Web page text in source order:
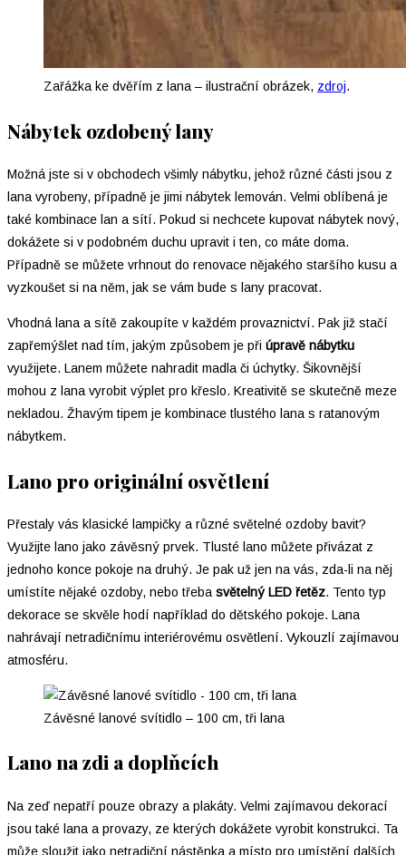
Zařážka ke dvěřím z lana – ilustrační obrázek, zdroj.
Nábytek ozdobený lany
Možná jste si v obchodech všimly nábytku, jehož různé části jsou z
lana vyrobeny, případně je jimi nábytek lemován. Velmi oblíbená je
také kombinace lan a sítí. Pokud si nechcete kupovat nábytek nový,
dokážete si v podobném duchu upravit i ten, co máte doma.
Případně se můžete vrhnout do renovace nějakého staršího kusu a
vyzkoušet si na něm, jak se vám bude s lany pracovat.
Vhodná lana a sítě zakoupíte v každém provaznictví. Pak již stačí
zapřemýšlet nad tím, jakým způsobem je při úpravě nábytku
využijete. Lanem můžete nahradit madla či úchytky. Šikovnější
mohou z lana vyrobit výplet pro křeslo. Kreativitě se skutečně meze
nekladou. Žhavým tipem je kombinace tlustého lana s ratanovým
nábytkem.
Lano pro originální osvětlení
Přestaly vás klasické lampičky a různé světelné ozdoby bavit?
Využijte lano jako závěsný prvek. Tlusté lano můžete přivázat z
jednoho konce pokoje na druhý. Je pak už jen na vás, zda-li na něj
umístíte nějaké ozdoby, nebo třeba světelný LED řetěz. Tento typ
dekorace se skvěle hodí například do dětského pokoje. Lana
nahrávají netradičnímu interiérovému osvětlení. Vykouzlí zajímavou
atmosféru.
Závěsné lanové svítidlo – 100 cm, tři lana
Lano na zdi a doplňcích
Na zeď nepatří pouze obrazy a plakáty. Velmi zajímavou dekorací
jsou také lana a provazy, ze kterých dokážete vyrobit konstrukci. Ta
může sloužit jako netradiční nástěnka a místo pro umístění dalších